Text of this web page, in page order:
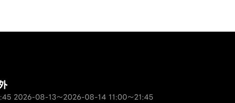
2026-08-13～2026-08-14 11:00～21:45